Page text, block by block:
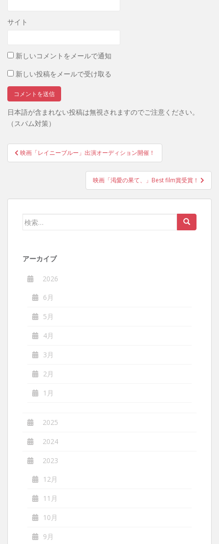
サイト
新しいコメントをメールで通知
新しい投稿をメールで受け取る
日本語が含まれない投稿は無視されますのでご注意ください。
（スパム対策）
投
稿
ゲ
映画「レイニーブルー」出演オーディション開催！
映画「渇愛の果て、」Best film賞受賞！
検
アーカイブ
2026
6月
5月
4月
3月
2月
1月
2025
2024
2023
12月
11月
10月
9月